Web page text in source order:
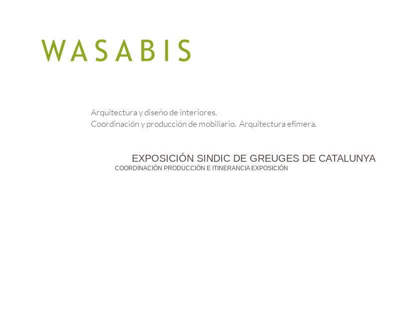
Arquitectura y diseño de interiores.
Coordinación y producción de mobiliario. Arquitectura efímera.
COORDINACIÓN PRODUCCIÓN E ITINERANCIA EXPOSICIÓN
EXPOSICIÓN SINDIC DE GREUGES DE CATALUNYA